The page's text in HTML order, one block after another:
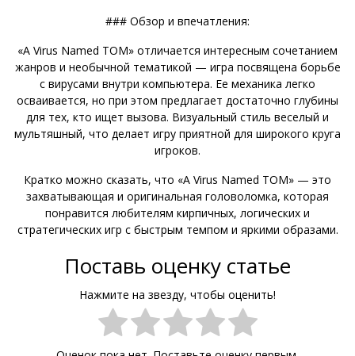
### Обзор и впечатления:
«A Virus Named TOM» отличается интересным сочетанием
жанров и необычной тематикой — игра посвящена борьбе
с вирусами внутри компьютера. Ее механика легко
осваивается, но при этом предлагает достаточно глубины
для тех, кто ищет вызова. Визуальный стиль веселый и
мультяшный, что делает игру приятной для широкого круга
игроков.
Кратко можно сказать, что «A Virus Named TOM» — это
захватывающая и оригинальная головоломка, которая
понравится любителям кирпичных, логических и
стратегических игр с быстрым темпом и яркими образами.
Поставь оценку статье
Нажмите на звезду, чтобы оценить!